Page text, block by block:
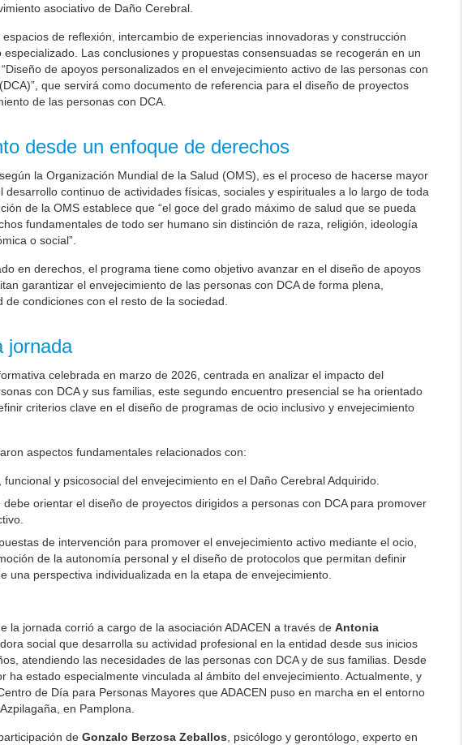
asociativo de Daño Cerebral.
de reflexión, intercambio de experiencias innovadoras y construcción
Las conclusiones y propuestas consensuadas se recogerán en un
de apoyos personalizados en el envejecimiento activo de las personas con
que servirá como documento de referencia para el diseño de proyectos
de las personas con DCA.
desde un enfoque de derechos
la Organización Mundial de la Salud (OMS), es el proceso de hacerse mayor
desarrollo continuo de actividades físicas, sociales y espirituales a lo largo de toda
de la OMS establece que “el goce del grado máximo de salud que se pueda
fundamentales de todo ser humano sin distinción de raza, religión, ideología
o social”.
en derechos, el programa tiene como objetivo avanzar en el diseño de apoyos
garantizar el envejecimiento de las personas con DCA de forma plena,
de condiciones con el resto de la sociedad.
jornada
celebrada en marzo de 2026, centrada en analizar el impacto del
con DCA y sus familias, este segundo encuentro presencial se ha orientado
criterios clave en el diseño de programas de ocio inclusivo y envejecimiento
aspectos fundamentales relacionados con:
funcional y psicosocial del envejecimiento en el Daño Cerebral Adquirido.
orientar el diseño de proyectos dirigidos a personas con DCA para promover
de intervención para promover el envejecimiento activo mediante el ocio,
de la autonomía personal y el diseño de protocolos que permitan definir
una perspectiva individualizada en la etapa de envejecimiento.
la jornada corrió a cargo de la asociación ADACEN a través de Antonia
social que desarrolla su actividad profesional en la entidad desde sus inicios
atendiendo las necesidades de las personas con DCA y de sus familias. Desde
ha estado especialmente vinculada al ámbito del envejecimiento. Actualmente, y
de Día para Personas Mayores que ADACEN puso en marcha en el entorno
en Pamplona.
de Gonzalo Berzosa Zeballos, psicólogo y gerontólogo, experto en